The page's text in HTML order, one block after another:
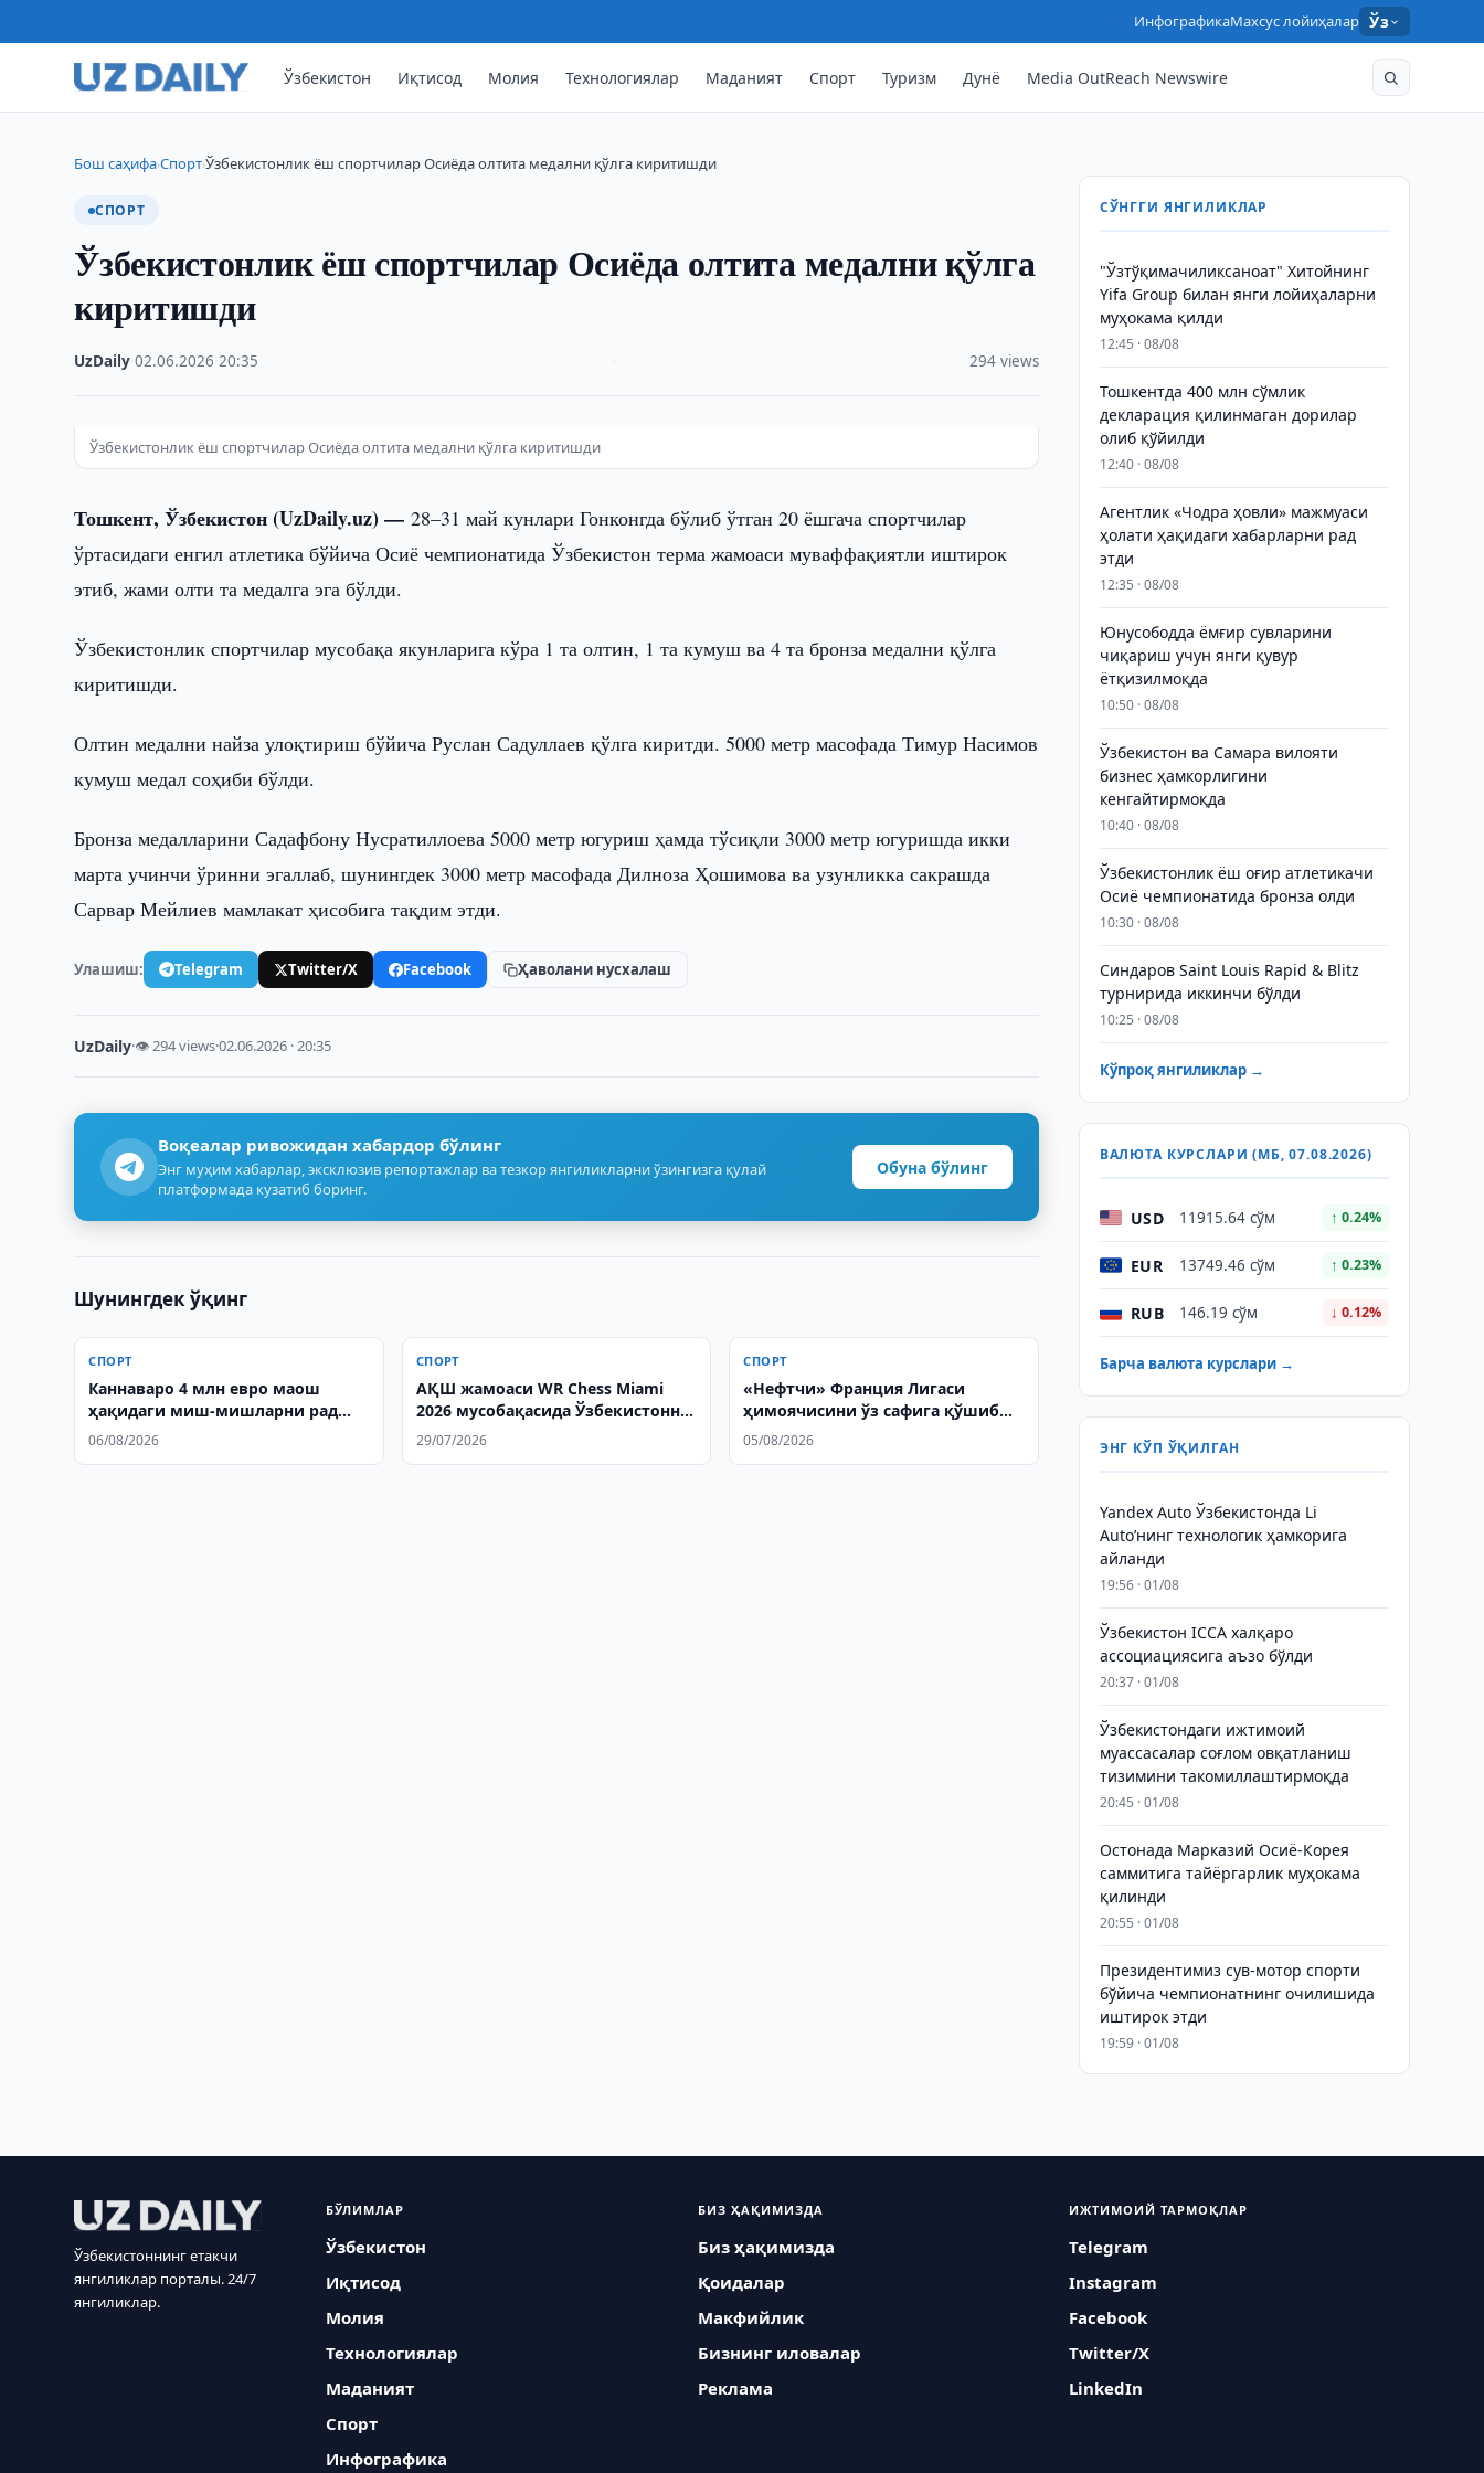
ИнфографикаМахсус лойиҳалар Ўз
Ўзбекистон Иқтисод Молия Технологиялар Маданият Спорт Туризм Дунё Media OutReach Newswire
Бош саҳифа›Спорт›Ўзбекистонлик ёш спортчилар Осиёда олтита медални қўлга киритишди
СПОРТ
Ўзбекистонлик ёш спортчилар Осиёда олтита медални қўлга
киритишди
UzDaily ·02.06.2026 ·20:35 294 views
Ўзбекистонлик ёш спортчилар Осиёда олтита медални қўлга киритишди
Тошкент, Ўзбекистон (UzDaily.uz) —28–31 май кунлари Гонконгда бўлиб ўтган 20 ёшгача спортчилар
ўртасидаги енгил атлетика бўйича Осиё чемпионатида Ўзбекистон терма жамоаси муваффақиятли иштирок
этиб, жами олти та медалга эга бўлди.
Ўзбекистонлик спортчилар мусобақа якунларига кўра 1 та олтин, 1 та кумуш ва 4 та бронза медални қўлга
киритишди.
Олтин медални найза улоқтириш бўйича Руслан Садуллаев қўлга киритди. 5000 метр масофада Тимур Насимов
кумуш медал соҳиби бўлди.
Бронза медалларини Садафбону Нусратиллоева 5000 метр югуриш ҳамда тўсиқли 3000 метр югуришда икки
марта учинчи ўринни эгаллаб, шунингдек 3000 метр масофада Дилноза Ҳошимова ва узунликка сакрашда
Сарвар Мейлиев мамлакат ҳисобига тақдим этди.
Улашиш: Telegram Twitter/X Facebook Ҳаволани нусхалаш
UzDaily·👁 294 views·02.06.2026 · 20:35
Воқеалар ривожидан хабардор бўлинг
Энг муҳим хабарлар, эксклюзив репортажлар ва тезкор янгиликларни ўзингизга қулай
платформада кузатиб боринг.
Обуна бўлинг
Шунингдек ўқинг
СПОРТ
Каннаваро 4 млн евро маош
ҳақидаги миш-мишларни рад
этди
06/08/2026
СПОРТ
АҚШ жамоаси WR Chess Miami
2026 мусобақасида Ўзбекистонни
мағлуб этди
29/07/2026
СПОРТ
«Нефтчи» Франция Лигаси
ҳимоячисини ўз сафига қўшиб
олди
05/08/2026
СЎНГГИ ЯНГИЛИКЛАР
"Ўзтўқимачиликсаноат" Хитойнинг
Yifa Group билан янги лойиҳаларни
муҳокама қилди
12:45 · 08/08
Тошкентда 400 млн сўмлик
декларация қилинмаган дорилар
олиб қўйилди
12:40 · 08/08
Агентлик «Чодра ҳовли» мажмуаси
ҳолати ҳақидаги хабарларни рад
этди
12:35 · 08/08
Юнусободда ёмғир сувларини
чиқариш учун янги қувур
ётқизилмоқда
10:50 · 08/08
Ўзбекистон ва Самара вилояти
бизнес ҳамкорлигини
кенгайтирмоқда
10:40 · 08/08
Ўзбекистонлик ёш оғир атлетикачи
Осиё чемпионатида бронза олди
10:30 · 08/08
Синдаров Saint Louis Rapid & Blitz
турнирида иккинчи бўлди
10:25 · 08/08
Кўпроқ янгиликлар →
ВАЛЮТА КУРСЛАРИ (МБ, 07.08.2026)
USD 11915.64 сўм ↑ 0.24%
EUR 13749.46 сўм ↑ 0.23%
RUB 146.19 сўм ↓ 0.12%
Барча валюта курслари →
ЭНГ КЎП ЎҚИЛГАН
Yandex Auto Ўзбекистонда Li
Auto’нинг технологик ҳамкорига
айланди
19:56 · 01/08
Ўзбекистон ICCA халқаро
ассоциациясига аъзо бўлди
20:37 · 01/08
Ўзбекистондаги ижтимоий
муассасалар соғлом овқатланиш
тизимини такомиллаштирмоқда
20:45 · 01/08
Остонада Марказий Осиё-Корея
саммитига тайёргарлик муҳокама
қилинди
20:55 · 01/08
Президентимиз сув-мотор спорти
бўйича чемпионатнинг очилишида
иштирок этди
19:59 · 01/08
Ўзбекистоннинг етакчи
янгиликлар порталы. 24/7
янгиликлар.
БЎЛИМЛАР
Ўзбекистон
Иқтисод
Молия
Технологиялар
Маданият
Спорт
Инфографика
БИЗ ҲАҚИМИЗДА
Биз ҳақимизда
Қоидалар
Макфийлик
Бизнинг иловалар
Реклама
ИЖТИМОИЙ ТАРМОҚЛАР
Telegram
Instagram
Facebook
Twitter/X
LinkedIn